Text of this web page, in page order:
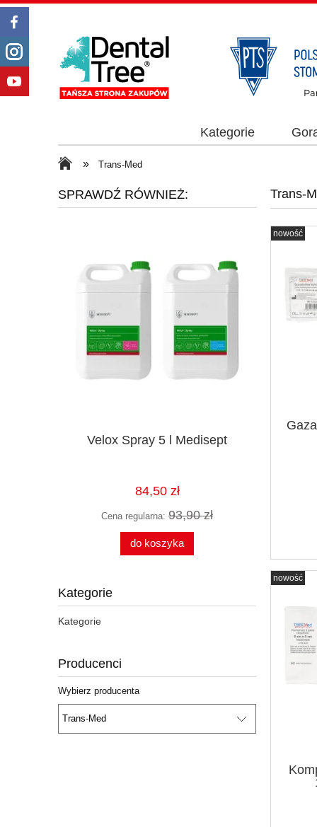
Kategorie
» Trans-Med
SPRAWDŹ RÓWNIEŻ:
Velox Spray 5 l Medisept
84,50 zł
Cena regularna: 93,90 zł
do koszyka
Kategorie
Kategorie
Producenci
Wybierz producenta
Trans-
nowość
nowość